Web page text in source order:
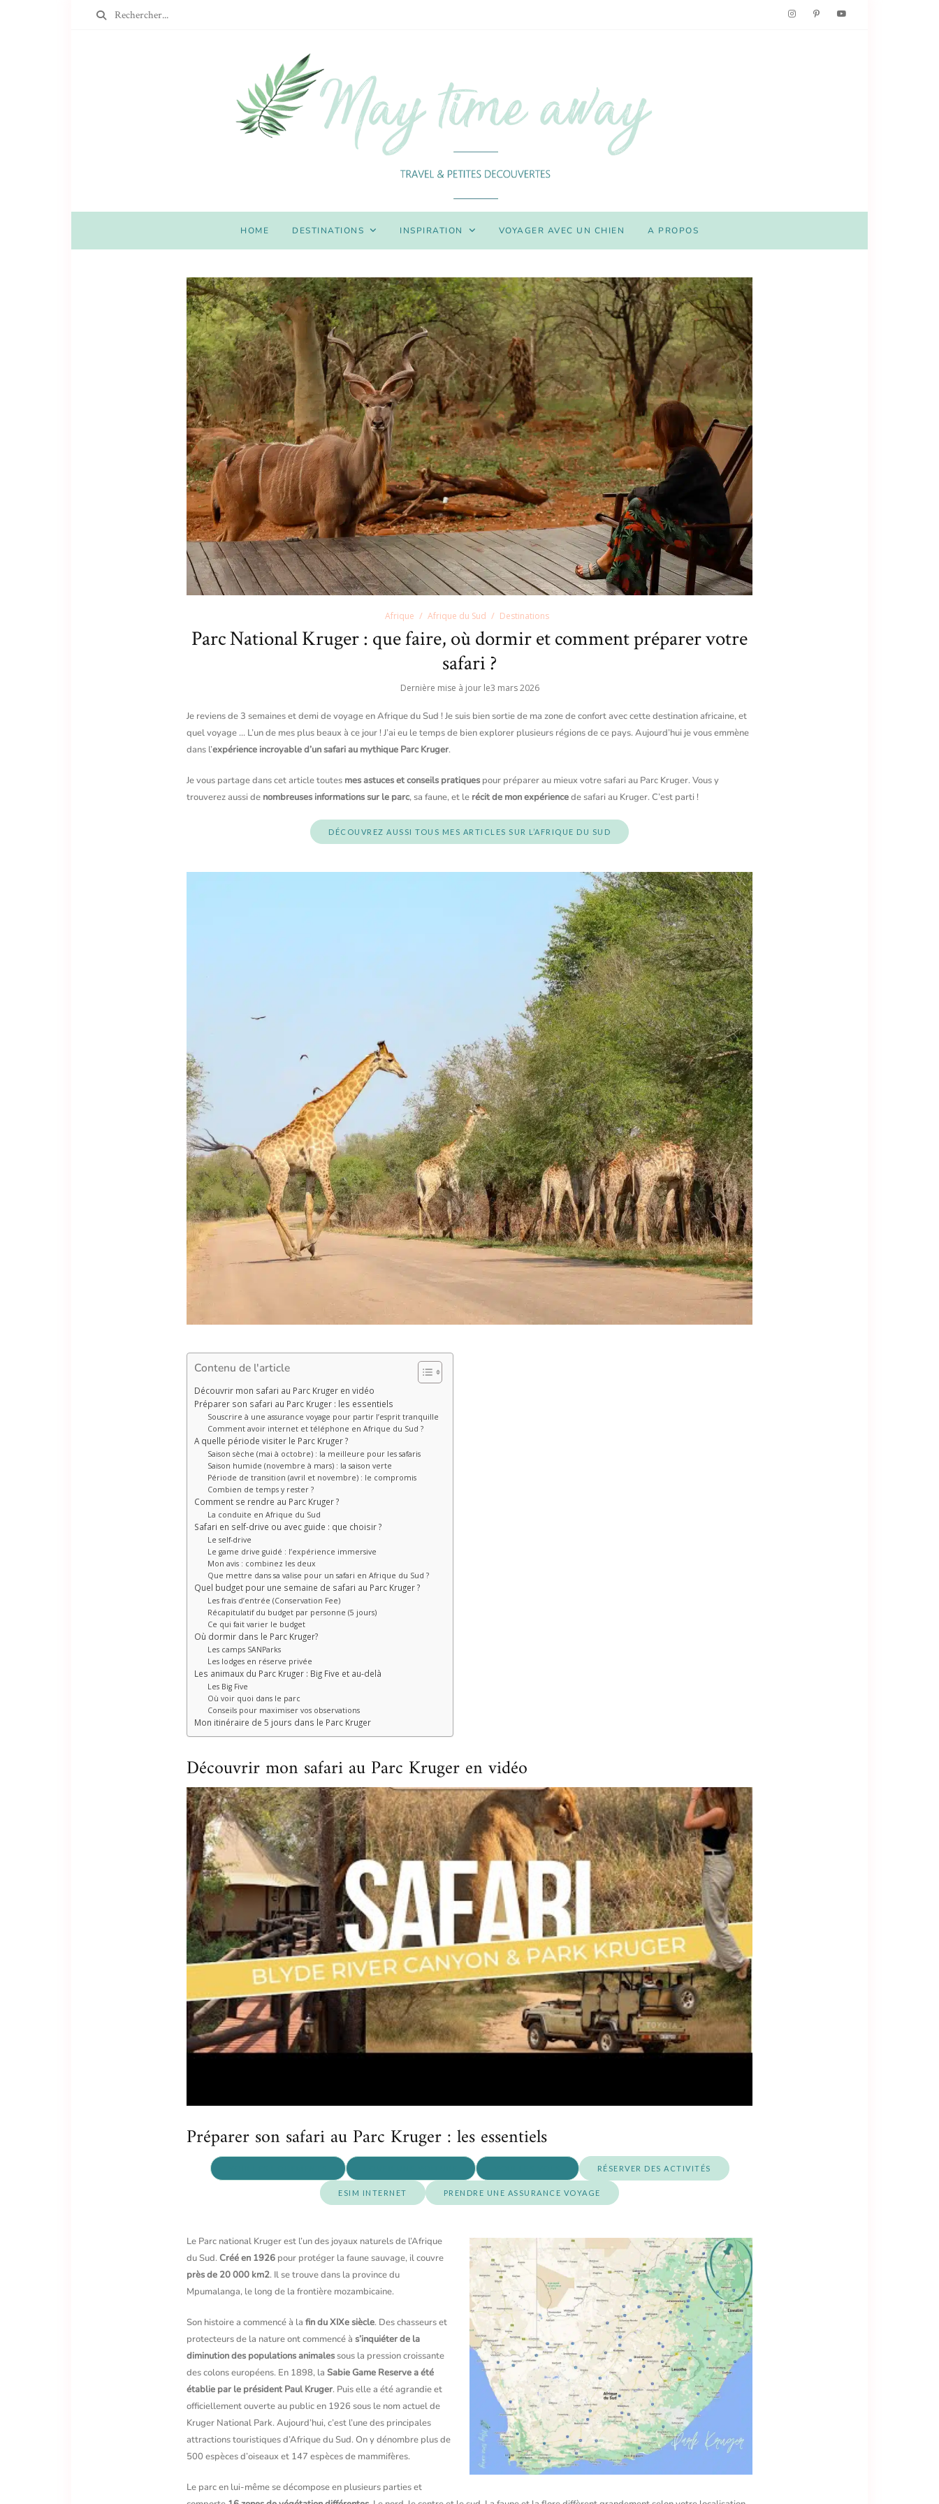
HOME DESTINATIONS INSPIRATION VOYAGER AVEC UN CHIEN A PROPOS
Afrique Afrique du Sud Destinations
Parc National Kruger : que faire, où dormir et comment préparer votre
safari ?
Dernière mise à jour le3 mars 2026
Je reviens de 3 semaines et demi de voyage en Afrique du Sud ! Je suis bien sortie de ma zone de confort avec cette destination africaine, et
quel voyage … L’un de mes plus beaux à ce jour ! J’ai eu le temps de bien explorer plusieurs régions de ce pays. Aujourd’hui je vous emmène
dans l’expérience incroyable d’un safari au mythique Parc Kruger.
Je vous partage dans cet article toutes mes astuces et conseils pratiques pour préparer au mieux votre safari au Parc Kruger. Vous y
trouverez aussi de nombreuses informations sur le parc, sa faune, et le récit de mon expériencede safari au Kruger. C’est parti !
DÉCOUVREZ AUSSI TOUS MES ARTICLES SUR L’AFRIQUE DU SUD
Contenu de l'article
Découvrir mon safari au Parc Kruger en vidéo
Préparer son safari au Parc Kruger : les essentiels
Souscrire à une assurance voyage pour partir l’esprit tranquille
Comment avoir internet et téléphone en Afrique du Sud ?
A quelle période visiter le Parc Kruger ?
Saison sèche (mai à octobre) : la meilleure pour les safaris
Saison humide (novembre à mars) : la saison verte
Période de transition (avril et novembre) : le compromis
Combien de temps y rester ?
Comment se rendre au Parc Kruger ?
La conduite en Afrique du Sud
Safari en self-drive ou avec guide : que choisir ?
Le self-drive
Le game drive guidé : l’expérience immersive
Mon avis : combinez les deux
Que mettre dans sa valise pour un safari en Afrique du Sud ?
Quel budget pour une semaine de safari au Parc Kruger ?
Les frais d’entrée (Conservation Fee)
Récapitulatif du budget par personne (5 jours)
Ce qui fait varier le budget
Où dormir dans le Parc Kruger?
Les camps SANParks
Les lodges en réserve privée
Les animaux du Parc Kruger : Big Five et au-delà
Les Big Five
Où voir quoi dans le parc
Conseils pour maximiser vos observations
Mon itinéraire de 5 jours dans le Parc Kruger
Découvrir mon safari au Parc Kruger en vidéo
Préparer son safari au Parc Kruger : les essentiels
RÉSERVER DES ACTIVITÉS
ESIM INTERNET PRENDRE UNE ASSURANCE VOYAGE
Le Parc national Kruger est l’un des joyaux naturels de l’Afrique
du Sud. Créé en 1926 pour protéger la faune sauvage, il couvre
près de 20 000 km2. Il se trouve dans la province du
Mpumalanga, le long de la frontière mozambicaine.
Son histoire a commencé à la fin du XIXe siècle. Des chasseurs et
protecteurs de la nature ont commencé à s’inquiéter de la
diminution des populations animalessous la pression croissante
des colons européens. En 1898, la Sabie Game Reserve a été
établie par le président Paul Kruger. Puis elle a été agrandie et
officiellement ouverte au public en 1926 sous le nom actuel de
Kruger National Park. Aujourd’hui, c’est l’une des principales
attractions touristiques d’Afrique du Sud. On y dénombre plus de
500 espèces d’oiseaux et 147 espèces de mammifères.
Le parc en lui-même se décompose en plusieurs parties et